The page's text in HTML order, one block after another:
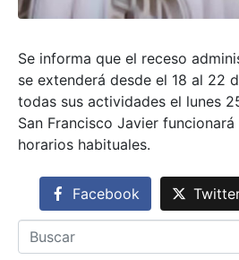
Se informa que el receso
se extenderá desde el 18 al 22
todas sus actividades el lunes
San Francisco Javier
horarios habituales.
Facebook